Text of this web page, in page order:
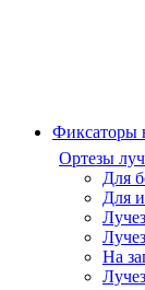
Фиксаторы
Ортезы
Для
Для
На